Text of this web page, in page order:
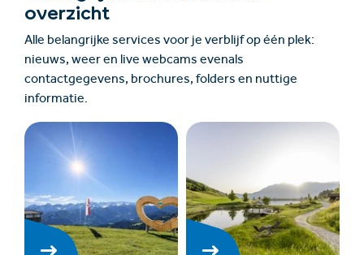
overzicht
Alle belangrijke services voor je verblijf op één plek:
nieuws, weer en live webcams evenals
contactgegevens, brochures, folders en nuttige
informatie.